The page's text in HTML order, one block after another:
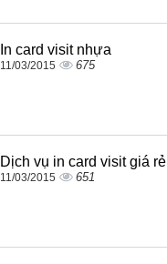
In card visit nhựa
11/03/2015 675
Dịch vụ in card visit giá rẻ
11/03/2015 651